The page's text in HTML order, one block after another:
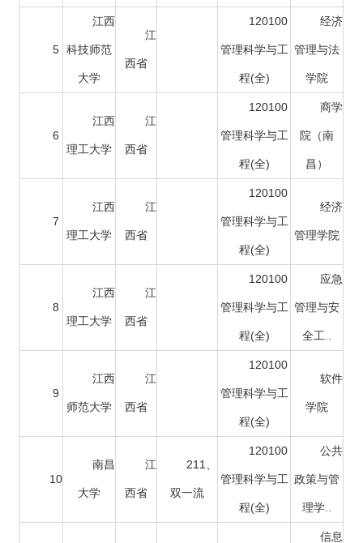
5
江西
科技师范
大学
江
西省
120100
管理科学与工
程(全)
经济
管理与法
学院
6
江西
理工大学
江
西省
120100
管理科学与工
程(全)
商学
院（南
昌）
7
江西
理工大学
江
西省
120100
管理科学与工
程(全)
经济
管理学院
8
江西
理工大学
江
西省
120100
管理科学与工
程(全)
应急
管理与安
全工..
9
江西
师范大学
江
西省
120100
管理科学与工
程(全)
软件
学院
10
南昌
大学
江
西省
211、
双一流
120100
管理科学与工
程(全)
公共
政策与管
理学..
信息